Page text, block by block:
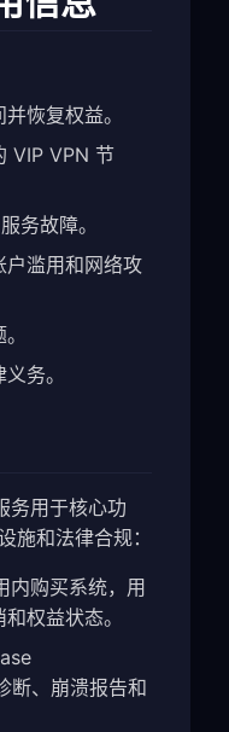
恢复权益。
VIP VPN 节
务故障。
户滥用和网络攻
务。
务用于核心功
施和法律合规：
购买系统，用
权益状态。
断、崩溃报告和